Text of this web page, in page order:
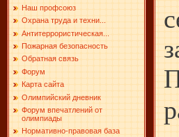
Наш профсоюз
Охрана труда и техни...
Антитеррористическая...
Пожарная безопасность
Обратная связь
Форум
Карта сайта
Олимпийский дневник
Форум впечатлений от
олимпиады
Нормативно-правовая база